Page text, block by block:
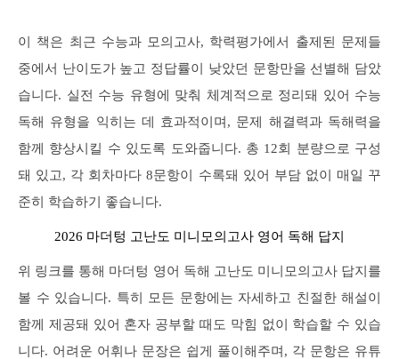
이 책은 최근 수능과 모의고사, 학력평가에서 출제된 문제들
중에서 난이도가 높고 정답률이 낮았던 문항만을 선별해 담았
습니다. 실전 수능 유형에 맞춰 체계적으로 정리돼 있어 수능
독해 유형을 익히는 데 효과적이며, 문제 해결력과 독해력을
함께 향상시킬 수 있도록 도와줍니다. 총 12회 분량으로 구성
돼 있고, 각 회차마다 8문항이 수록돼 있어 부담 없이 매일 꾸
준히 학습하기 좋습니다.
2026 마더텅 고난도 미니모의고사 영어 독해 답지
위 링크를 통해 마더텅 영어 독해 고난도 미니모의고사 답지를
볼 수 있습니다. 특히 모든 문항에는 자세하고 친절한 해설이
함께 제공돼 있어 혼자 공부할 때도 막힘 없이 학습할 수 있습
니다. 어려운 어휘나 문장은 쉽게 풀이해주며, 각 문항은 유튜